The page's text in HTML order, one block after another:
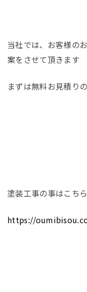
当社では、お客様の
案をさせて頂きます
まずは無料お見積り
塗装工事の事はこちら
https://